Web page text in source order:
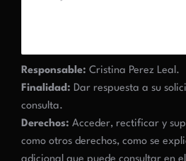
Responsable: Cristina Perez Leal.
Finalidad: Dar respuesta a su
consulta.
Derechos: Acceder, rectificar y
como otros derechos, como se